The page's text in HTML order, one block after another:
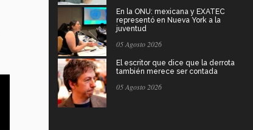
En la ONU: mexicana y EXATEC
representó en Nueva York a la
juventud
05 Agosto 2026
El escritor que dice que la derrota
también merece ser contada
05 Agosto 2026